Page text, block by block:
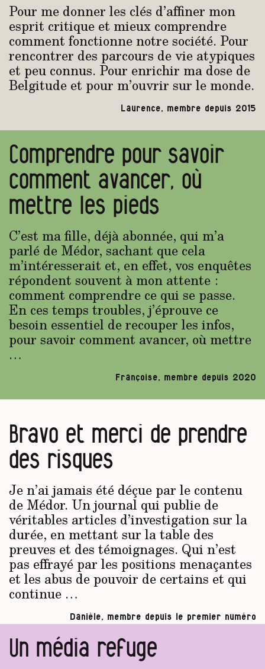
Pour me donner les clés d’affiner mon
esprit critique et mieux comprendre
comment fonctionne notre société. Pour
rencontrer des parcours de vie atypiques
et peu connus. Pour enrichir ma dose de
Belgitude et pour m’ouvrir sur le monde.
Laurence, membre depuis 2015
Comprendre pour savoir
comment avancer, où
mettre les pieds
C’est ma fille, déjà abonnée, qui m’a
parlé de Médor, sachant que cela
m’intéresserait et, en effet, vos enquêtes
répondent souvent à mon attente :
comment comprendre ce qui se passe.
En ces temps troubles, j’éprouve ce
besoin essentiel de recouper les infos,
pour savoir comment avancer, où mettre
…
Françoise, membre depuis 2020
Bravo et merci de prendre
des risques
Je n’ai jamais été déçue par le contenu
de Médor. Un journal qui publie de
véritables articles d’investigation sur la
durée, en mettant sur la table des
preuves et des témoignages. Qui n’est
pas effrayé par les positions menaçantes
et les abus de pouvoir de certains et qui
continue …
Danièle, membre depuis le premier numéro
Un média refuge